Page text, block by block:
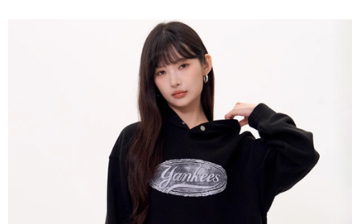
每筆NT$80，滿NT$699(含以上)免運費